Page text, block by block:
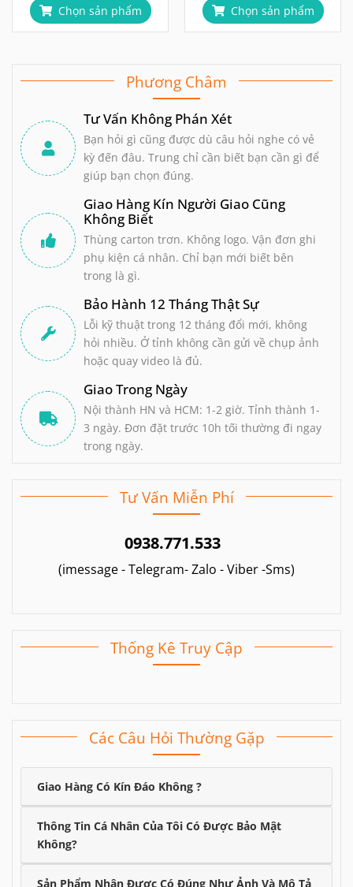
Chọn sản phẩm Chọn sản phẩm
Phương Châm
Tư Vấn Không Phán Xét
Bạn hỏi gì cũng được dù câu hỏi nghe có vẻ
kỳ đến đâu. Trung chỉ cần biết bạn cần gì để
giúp bạn chọn đúng.
Giao Hàng Kín Người Giao Cũng
Không Biết
Thùng carton trơn. Không logo. Vận đơn ghi
phụ kiện cá nhân. Chỉ bạn mới biết bên
trong là gì.
Bảo Hành 12 Tháng Thật Sự
Lỗi kỹ thuật trong 12 tháng đổi mới, không
hỏi nhiều. Ở tỉnh không cần gửi về chụp ảnh
hoặc quay video là đủ.
Giao Trong Ngày
Nội thành HN và HCM: 1-2 giờ. Tỉnh thành 1-
3 ngày. Đơn đặt trước 10h tối thường đi ngay
trong ngày.
Tư Vấn Miễn Phí
0938.771.533
(imessage - Telegram- Zalo - Viber -Sms)
Thống Kê Truy Cập
Các Câu Hỏi Thường Gặp
Giao Hàng Có Kín Đáo Không ?
Thông Tin Cá Nhân Của Tôi Có Được Bảo Mật
Không?
Sản Phẩm Nhận Được Có Đúng Như Ảnh Và Mô Tả